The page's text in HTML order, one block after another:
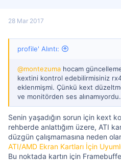
28 Mar 2017
profile' Alıntı:
@montezuma hocam
kextini kontrol edebilirmisiniz
eklenmişmi. Çünkü kext
ve monitörden ses alınamıyordu.
Senin yaşadığın sorun için kext
rehberde anlattığım üzere, ATI
düzgün çalışmamasına neden
ATI/AMD Ekran Kartları İçin
Bu noktada kartın için